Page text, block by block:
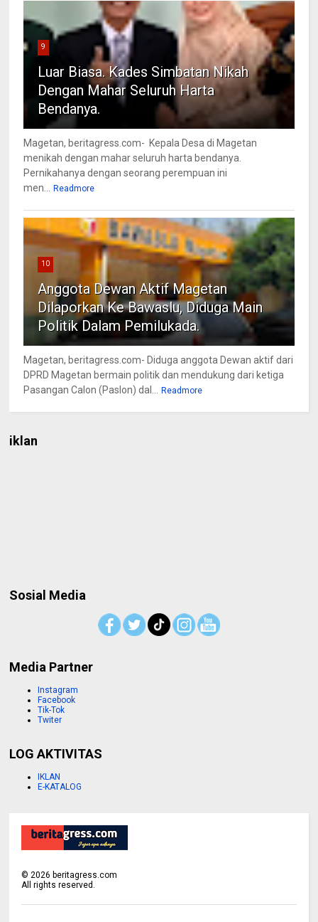
9
Luar Biasa. Kades Simbatan Nikah
Dengan Mahar Seluruh Harta
Bendanya.
Magetan, beritagress.com- Kepala Desa di Magetan
menikah dengan mahar seluruh harta bendanya.
Pernikahanya dengan seorang perempuan ini
men... Readmore
10
Anggota Dewan Aktif Magetan
Dilaporkan Ke Bawaslu, Diduga Main
Politik Dalam Pemilukada.
Magetan, beritagress.com- Diduga anggota Dewan aktif dari
DPRD Magetan bermain politik dan mendukung dari ketiga
Pasangan Calon (Paslon) dal... Readmore
iklan
Sosial Media
Media Partner
Instagram
Facebook
Tik-Tok
Twiter
LOG AKTIVITAS
IKLAN
E-KATALOG
©2026 beritagress.com
All rights reserved.